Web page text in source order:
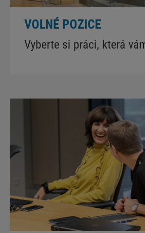
VOLNÉ POZICE
Vyberte si práci, která